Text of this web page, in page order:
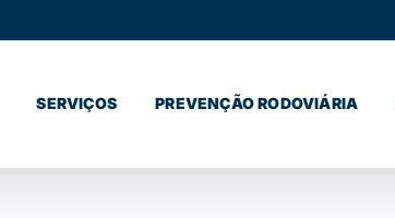
SERVIÇOS PREVENÇÃO RODOVIÁRIA